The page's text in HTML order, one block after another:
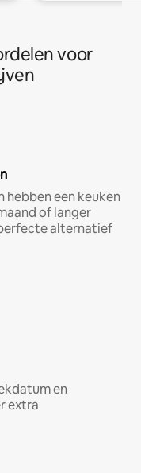
voor
een keuken
of langer
alternatief
en
extra